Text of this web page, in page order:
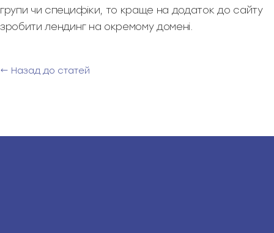
групи чи специфіки, то краще на додаток до сайту
зробити лендинг на окремому домені.
← Назад до статей